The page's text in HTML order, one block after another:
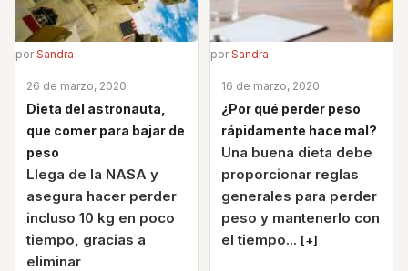
porSandra
26 de marzo, 2020
Dieta del astronauta,
que comer para bajar de
peso
Llega de la NASA y
asegura hacer perder
incluso 10 kg en poco
tiempo, gracias a
eliminar
porSandra
16 de marzo, 2020
¿Por qué perder peso
rápidamente hace mal?
Una buena dieta debe
proporcionar reglas
generales para perder
peso y mantenerlo con
el tiempo... [+]